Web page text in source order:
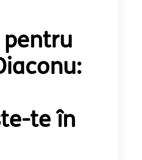
pentru
te în